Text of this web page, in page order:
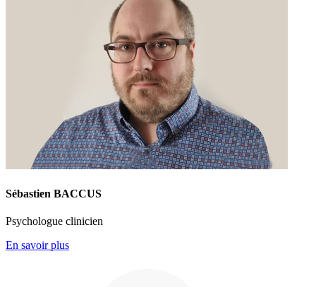
Sébastien BACCUS
Psychologue clinicien
En savoir plus